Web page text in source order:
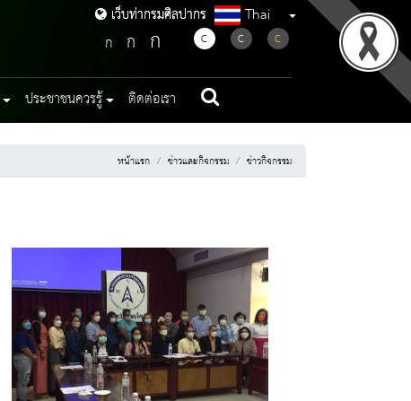
เว็บท่ากรมศิลปากร
เว็บท่ากรมศิลปากร Thai
ก ก ก C C C
ประชาชนควรรู้ ติดต่อเรา
หน้าแรก ข่าวและกิจกรรม ข่าวกิจกรรม